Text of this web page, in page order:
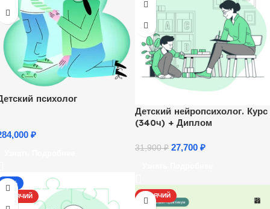
психолог
₽
Детский нейропсихолог. Курс
(340ч) + Диплом
31,900₽ 27,700 ₽
-13%
ГОРЯЧИЙ
ГОРЯЧИЙ